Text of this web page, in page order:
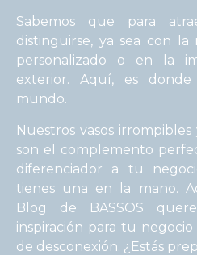
Sabemos que para
distinguirse, ya sea con
personalizado o en la
exterior. Aquí, es
mundo.
Nuestros vasos
son el complemento
diferenciador a tu
tienes una en la mano.
Blog de BASSOS
inspiración para tu
de desconexión. ¿Estás